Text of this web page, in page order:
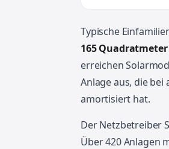
Typische
165
erreichen
Anlage aus, die
amortisiert hat.
Der Netzbetreiber
Über 420 Anlagen